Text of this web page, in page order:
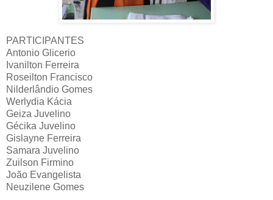
PARTICIPANTES
Antonio Glicerio
Ivanilton Ferreira
Roseilton Francisco
Nilderlândio Gomes
Werlydia Kácia
Geiza Juvelino
Gécika Juvelino
Gislayne Ferreira
Samara Juvelino
Zuilson Firmino
João Evangelista
Neuzilene Gomes